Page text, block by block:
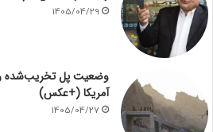
1405/04/29
وضعیت پل تخریب‌شده
آمریکا (+عکس)
1405/04/27